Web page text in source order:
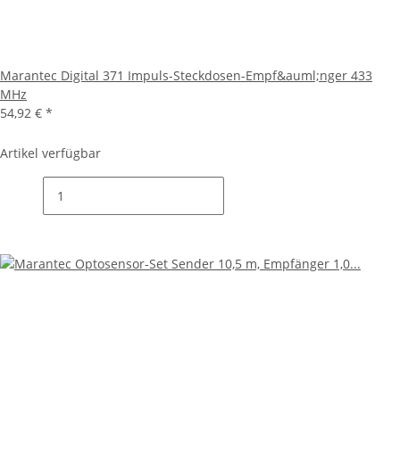
Marantec Digital 371 Impuls-Steckdosen-Empf&auml;nger 433
MHz
54,92 € *
Artikel verfügbar